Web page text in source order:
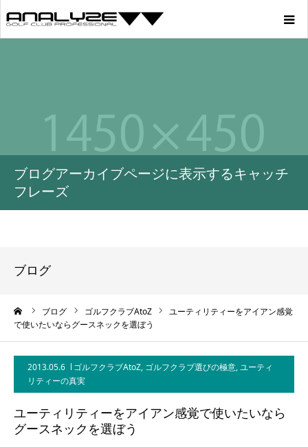
ブログアーカイブページに表示するキャッチ
フレーズ
ブログ
ブログ ゴルフクラブAtoZ
ユーティリティーをアイアン感覚
で使いたいならグースネックを選ぼう
2013.05.6 ゴルフクラブAtoZ, ゴルフクラブ選びの極意,ユーティ
リティーの真実
ユーティリティーをアイアン感覚で使いたいなら
グースネックを選ぼう
Youtube
Profile